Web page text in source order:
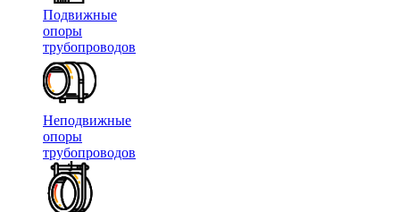
Подвижные
опоры
трубопроводов
Неподвижные
опоры
трубопроводов